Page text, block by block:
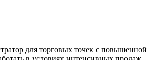
для торговых точек с повышенной